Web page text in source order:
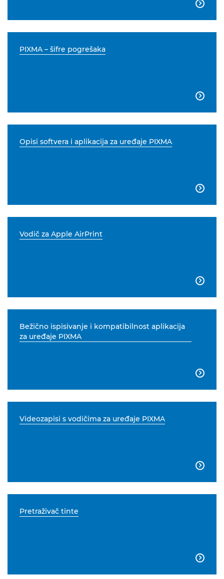

PIXMA – šifre pogrešaka

Opisi softvera i aplikacija za uređaje PIXMA

Vodič za Apple AirPrint

Bežično ispisivanje i kompatibilnost aplikacija
za uređaje PIXMA

Videozapisi s vodičima za uređaje PIXMA

Pretraživač tinte
